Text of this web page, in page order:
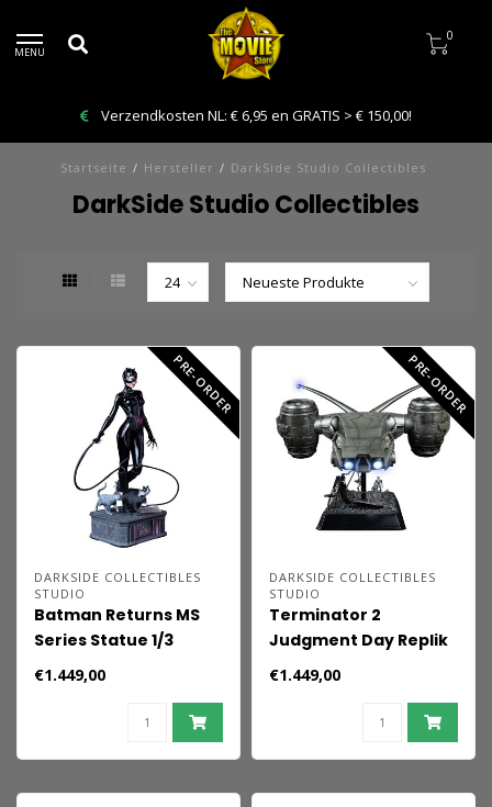
MENU
0
Verzendkosten NL: € 6,95 en GRATIS > € 150,00!
Startseite / Hersteller / DarkSide Studio Collectibles
DarkSide Studio Collectibles
PRE-ORDER
DARKSIDE COLLECTIBLES
STUDIO
Batman Returns MS
Series Statue 1/3
Catwoman 30th
€1.449,00
PRE-ORDER
DARKSIDE COLLECTIBLES
STUDIO
Terminator 2
Judgment Day Replik
Aerial Hunter Killer
Edition 60 cm
€1.449,00